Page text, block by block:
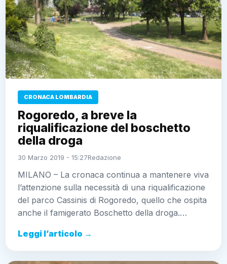
CRONACA LOMBARDIA
Rogoredo, a breve la
riqualificazione del boschetto
della droga
30 Marzo 2019 - 15:27Redazione
MILANO – La cronaca continua a mantenere viva
l’attenzione sulla necessità di una riqualificazione
del parco Cassinis di Rogoredo, quello che ospita
anche il famigerato Boschetto della droga.…
Leggi l’articolo →